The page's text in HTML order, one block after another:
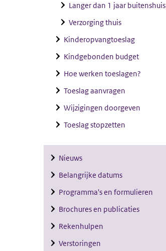
Langer dan 1 jaar buitenshuis
Verzorging thuis
Kinderopvangtoeslag
Kindgebonden budget
Hoe werken toeslagen?
Toeslag aanvragen
Wijzigingen doorgeven
Toeslag stopzetten
Nieuws
Belangrijke datums
Programma's en formulieren
Brochures en publicaties
Rekenhulpen
Verstoringen